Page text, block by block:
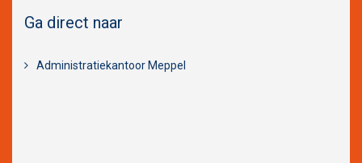
Ga direct naar
Administratiekantoor Meppel